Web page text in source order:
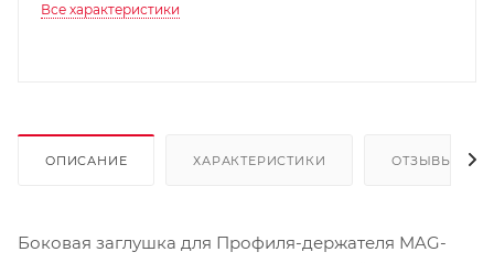
Все характеристики
ОПИСАНИЕ ХАРАКТЕРИСТИКИ ОТЗЫВЫ
Боковая заглушка для Профиля-держателя MAG-